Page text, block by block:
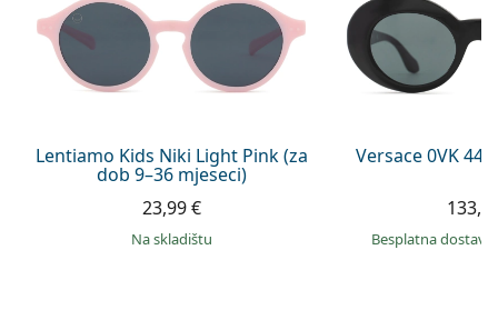
Lentiamo Kids Niki Light Pink (za
dob 9–36 mjeseci)
23,99 €
na skladištu
Versace 0VK
Besplatna dostava